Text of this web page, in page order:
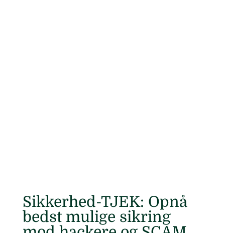
Sikkerhed-TJEK: Opnå
bedst mulige sikring